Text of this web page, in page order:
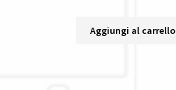
Aggiungi al carrello